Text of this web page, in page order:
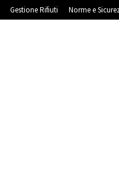
Gestione Rifiuti Norme e